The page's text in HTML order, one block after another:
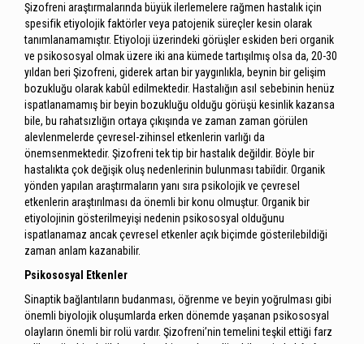
Şizofreni araştırmalarında büyük ilerlemelere rağmen hastalık için
spesifik etiyolojik faktörler veya patojenik süreçler kesin olarak
tanımlanamamıştır. Etiyoloji üzerindeki görüşler eskiden beri organik
ve psikososyal olmak üzere iki ana kümede tartışılmış olsa da, 20-30
yıldan beri Şizofreni, giderek artan bir yaygınlıkla, beynin bir gelişim
bozukluğu olarak kabûl edilmektedir. Hastalığın asıl sebebinin henüz
ispatlanamamış bir beyin bozukluğu olduğu görüşü kesinlik kazansa
bile, bu rahatsızlığın ortaya çıkışında ve zaman zaman görülen
alevlenmelerde çevresel-zihinsel etkenlerin varlığı da
önemsenmektedir. Şizofreni tek tip bir hastalık değildir. Böyle bir
hastalıkta çok değişik oluş nedenlerinin bulunması tabiîdir. Organik
yönden yapılan araştırmaların yanı sıra psikolojik ve çevresel
etkenlerin araştırılması da önemli bir konu olmuştur. Organik bir
etiyolojinin gösterilmeyişi nedenin psikososyal olduğunu
ispatlanamaz ancak çevresel etkenler açık biçimde gösterilebildiği
zaman anlam kazanabilir.
Psikososyal Etkenler
Sinaptik bağlantıların budanması, öğrenme ve beyin yoğrulması gibi
önemli biyolojik oluşumlarda erken dönemde yaşanan psikososyal
olayların önemli bir rolü vardır. Şizofreni’nin temelini teşkil ettiği farz